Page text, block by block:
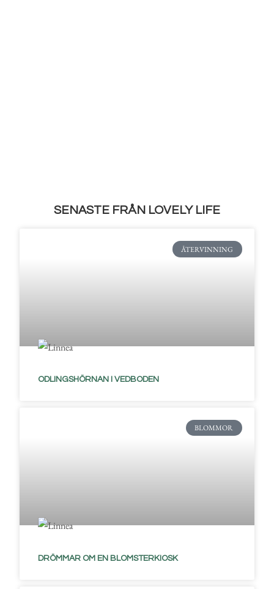
SENASTE FRÅN LOVELY LIFE
ÅTERVINNING
ODLINGSHÖRNAN I VEDBODEN
BLOMMOR
DRÖMMAR OM EN BLOMSTERKIOSK